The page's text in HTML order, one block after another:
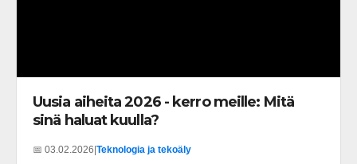
Uusia aiheita 2026 - kerro meille: Mitä
sinä haluat kuulla?
📅 03.02.2026|Teknologia ja tekoäly